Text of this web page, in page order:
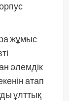
жұмыс
әлемдік
атап
ұлттық